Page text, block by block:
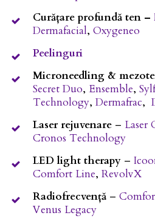
Curățare profundă ten –
Dermafacial,Oxygeneo
Peelinguri
Microneedling &
Secret Duo,Ensemble,
Technology,Dermafrac,
Laser rejuvenare – Laser
Cronos Technology
LED light therapy –
Comfort Line,RevolvX
Radiofrecvență –
Venus Legacy